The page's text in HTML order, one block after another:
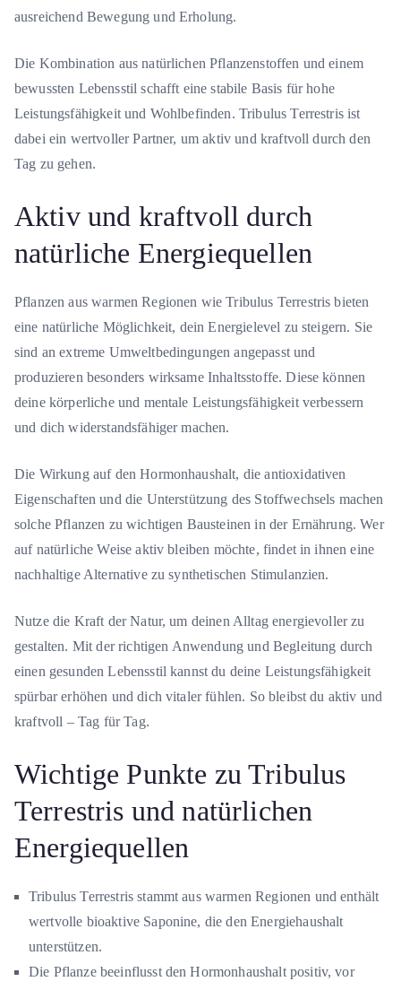
ausreichend Bewegung und Erholung.
Die Kombination aus natürlichen Pflanzenstoffen und einem
bewussten Lebensstil schafft eine stabile Basis für hohe
Leistungsfähigkeit und Wohlbefinden. Tribulus Terrestris ist
dabei ein wertvoller Partner, um aktiv und kraftvoll durch den
Tag zu gehen.
Aktiv und kraftvoll durch
natürliche Energiequellen
Pflanzen aus warmen Regionen wie Tribulus Terrestris bieten
eine natürliche Möglichkeit, dein Energielevel zu steigern. Sie
sind an extreme Umweltbedingungen angepasst und
produzieren besonders wirksame Inhaltsstoffe. Diese können
deine körperliche und mentale Leistungsfähigkeit verbessern
und dich widerstandsfähiger machen.
Die Wirkung auf den Hormonhaushalt, die antioxidativen
Eigenschaften und die Unterstützung des Stoffwechsels machen
solche Pflanzen zu wichtigen Bausteinen in der Ernährung. Wer
auf natürliche Weise aktiv bleiben möchte, findet in ihnen eine
nachhaltige Alternative zu synthetischen Stimulanzien.
Nutze die Kraft der Natur, um deinen Alltag energievoller zu
gestalten. Mit der richtigen Anwendung und Begleitung durch
einen gesunden Lebensstil kannst du deine Leistungsfähigkeit
spürbar erhöhen und dich vitaler fühlen. So bleibst du aktiv und
kraftvoll – Tag für Tag.
Wichtige Punkte zu Tribulus
Terrestris und natürlichen
Energiequellen
Tribulus Terrestris stammt aus warmen Regionen und enthält
wertvolle bioaktive Saponine, die den Energiehaushalt
unterstützen.
Die Pflanze beeinflusst den Hormonhaushalt positiv, vor